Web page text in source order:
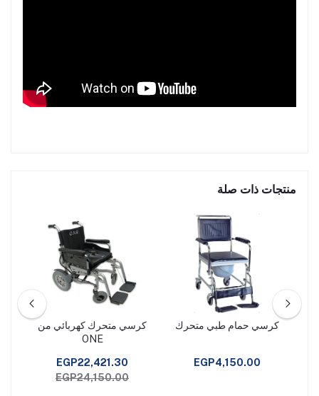
منتجات ذات صلة
كرسي حمام طبي متحرك
EGP4,150.00
كرسي متحرك كهربائي من
ONE
EGP22,421.30
EGP24,150.00